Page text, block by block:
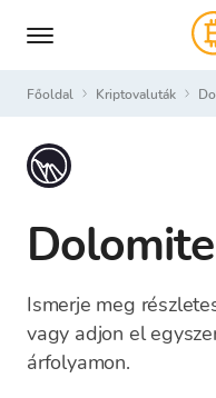
Főoldal Kriptovaluták
Dolomite
Ismerje meg
vagy adjon el
árfolyamon.